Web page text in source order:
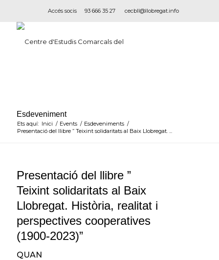
Accés socis 93 666 35 27 cecbll@llobregat.info
Ets aquí: Inici / Events / Esdeveniments /
Presentació del llibre ” Teixint solidaritats al Baix Llobregat. ...
Presentació del llibre ”
Teixint solidaritats al Baix
Llobregat. Història, realitat i
perspectives cooperatives
(1900-2023)”
QUAN